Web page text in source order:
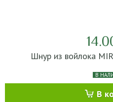
Шнур из войлока
В
В